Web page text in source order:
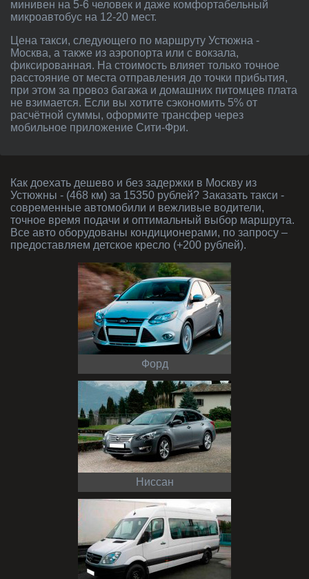
минивен на 5-6 человек и даже комфортабельный
микроавтобус на 12-20 мест.
Цена такси, следующего по маршруту Устюжна -
Москва, а также из аэропорта или с вокзала,
фиксированная. На стоимость влияет только точное
расстояние от места отправления до точки прибытия,
при этом за провоз багажа и домашних питомцев плата
не взимается. Если вы хотите сэкономить 5% от
расчётной суммы, оформите трансфер через
мобильное приложение Сити-Фри.
Как доехать дешево и без задержки в Москву из
Устюжны - (468 км) за 15350 рублей? Заказать такси -
современные автомобили и вежливые водители,
точное время подачи и оптимальный выбор маршрута.
Все авто оборудованы кондиционерами, по запросу –
предоставляем детское кресло (+200 рублей).
Форд
Ниссан